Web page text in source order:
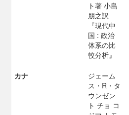
ト著 小島
朋之訳
『現代中
国 : 政治
体系の比
較分析』
カナ
ジェーム
ス・R・タ
ウンゼン
ト チョ コ